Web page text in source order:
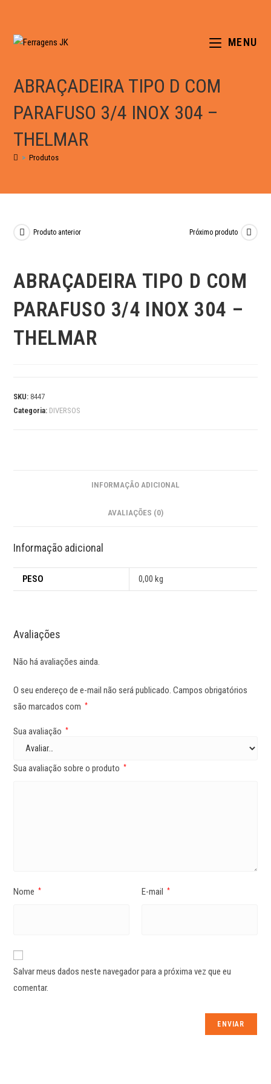
MENU
ABRAÇADEIRA TIPO D COM
PARAFUSO 3/4 INOX 304 –
THELMAR
> Produtos
Produto anterior Próximo produto
ABRAÇADEIRA TIPO D COM
PARAFUSO 3/4 INOX 304 –
THELMAR
SKU: 8447
Categoria: DIVERSOS
INFORMAÇÃO ADICIONAL
AVALIAÇÕES (0)
Informação adicional
PESO 0,00 kg
Avaliações
Não há avaliações ainda.
O seu endereço de e-mail não será publicado. Campos obrigatórios
são marcados com
*
Sua avaliação *
Sua avaliação sobre o produto *
Nome * E-mail *
Salvar meus dados neste navegador para a próxima vez que eu
comentar.